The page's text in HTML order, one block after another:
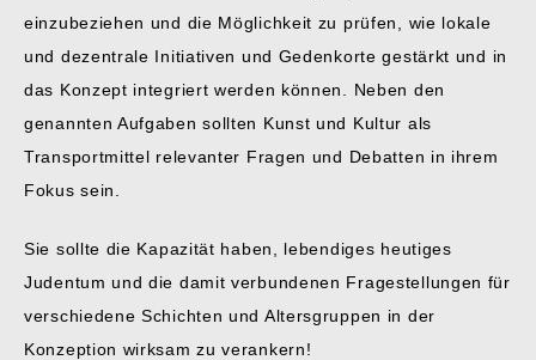
einzubeziehen und die Möglichkeit zu prüfen, wie lokale
und dezentrale Initiativen und Gedenkorte gestärkt und in
das Konzept integriert werden können. Neben den
genannten Aufgaben sollten Kunst und Kultur als
Transportmittel relevanter Fragen und Debatten in ihrem
Fokus sein.
Sie sollte die Kapazität haben, lebendiges heutiges
Judentum und die damit verbundenen Fragestellungen für
verschiedene Schichten und Altersgruppen in der
Konzeption wirksam zu verankern!